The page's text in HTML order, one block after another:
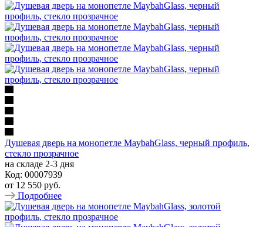
Душевая дверь на монопетле MaybahGlass, черный профиль,
стекло прозрачное
на складе 2-3 дня
Код: 00007939
от 12 550 руб.
Подробнее